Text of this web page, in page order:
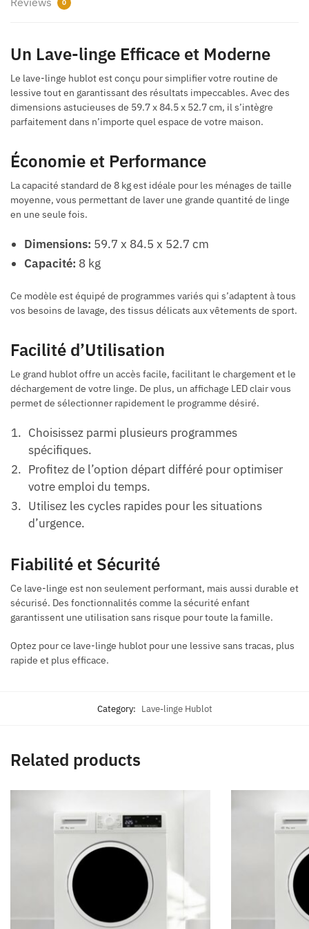
0
Un Lave-linge Efficace et Moderne
Le lave-linge hublot est conçu pour simplifier votre routine de
lessive tout en garantissant des résultats impeccables. Avec des
dimensions astucieuses de 59.7 x 84.5 x 52.7 cm, il s’intègre
parfaitement dans n’importe quel espace de votre maison.
Économie et Performance
La capacité standard de 8 kg est idéale pour les ménages de taille
moyenne, vous permettant de laver une grande quantité de linge
en une seule fois.
Dimensions: 59.7 x 84.5 x 52.7 cm
Capacité: 8 kg
Ce modèle est équipé de programmes variés qui s’adaptent à tous
vos besoins de lavage, des tissus délicats aux vêtements de sport.
Facilité d’Utilisation
Le grand hublot offre un accès facile, facilitant le chargement et le
déchargement de votre linge. De plus, un affichage LED clair vous
permet de sélectionner rapidement le programme désiré.
Choisissez parmi plusieurs programmes
spécifiques.
Profitez de l’option départ différé pour optimiser
votre emploi du temps.
Utilisez les cycles rapides pour les situations
d’urgence.
Fiabilité et Sécurité
Ce lave-linge est non seulement performant, mais aussi durable et
sécurisé. Des fonctionnalités comme la sécurité enfant
garantissent une utilisation sans risque pour toute la famille.
Optez pour ce lave-linge hublot pour une lessive sans tracas, plus
rapide et plus efficace.
Category: Lave-linge Hublot
Related products